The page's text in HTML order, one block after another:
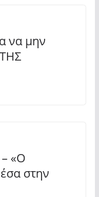
να μην
«Ο
στην